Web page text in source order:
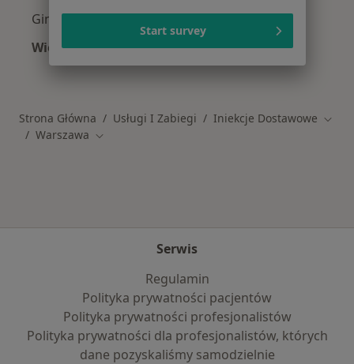
Ginekolodzy w Warszawie
Więcej (15)
Więcej w kategorii: Popularne specjalizacje
Strona Główna Usługi I Zabiegi Iniekcje Dostawowe
Warszawa Zmień miasto
Serwis
Regulamin
Polityka prywatności pacjentów
Polityka prywatności profesjonalistów
Polityka prywatności dla profesjonalistów, których
dane pozyskaliśmy samodzielnie
Start survey